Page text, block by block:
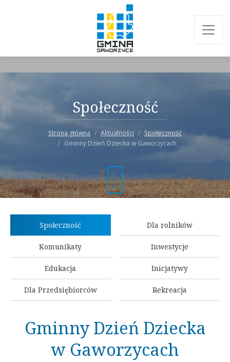
Społeczność
Strona główna Aktualności
Społeczność
Gminny Dzień Dziecka w Gaworzycach
Społeczność Dla rolników
Komunikaty Inwestycje
Edukacja Inicjatywy
Dla Przedsiębiorców Rekreacja
Gminny Dzień Dziecka
w Gaworzycach